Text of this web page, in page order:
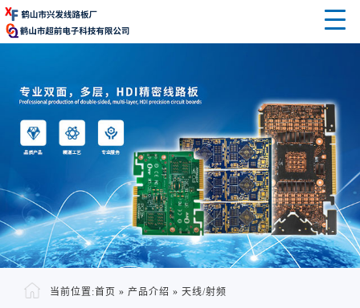
当前位置:首页 » 产品介绍 » 天线/射频